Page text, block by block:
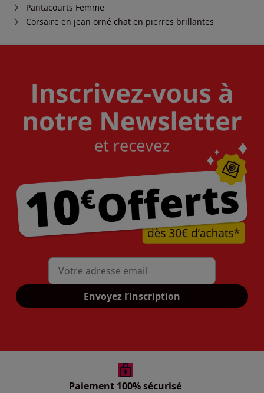
Pantacourts Femme
Corsaire en jean orné chat en pierres brillantes
Mon adresse mail
Envoyez l’inscription
Paiement 100% sécurisé